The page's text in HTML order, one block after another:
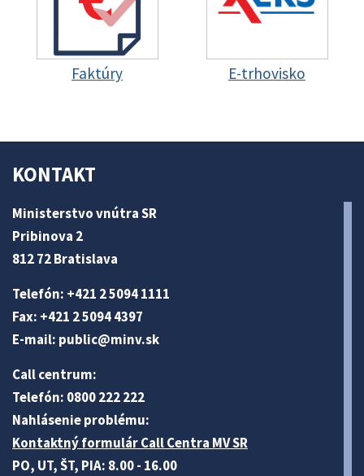
Faktúry E-trhovisko
KONTAKT
Ministerstvo vnútra SR
Pribinova 2
812 72 Bratislava
Telefón: +421 2 5094 1111
Fax: +421 2 5094 4397
E-mail: public@minv.sk
Call centrum:
Telefón: 0800 222 222
Nahlásenie problému:
Kontaktný formulár Call Centra MV SR
PO, UT, ŠT, PIA: 8.00 - 16.00